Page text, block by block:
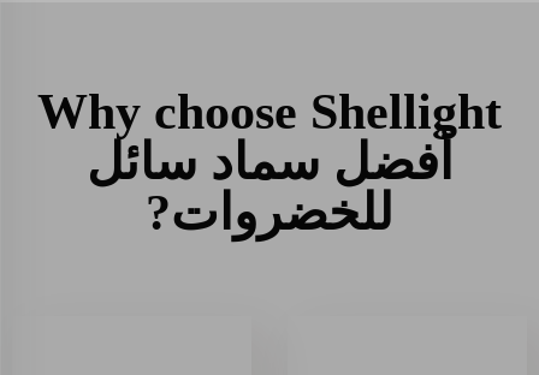
Why choose Shellight
أفضل سماد سائل
للخضروات?